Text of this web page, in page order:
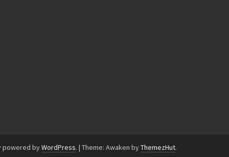
powered byWordPress. | Theme: Awaken byThemezHut.